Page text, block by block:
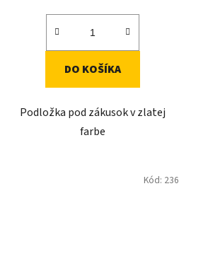
DO KOŠÍKA
Podložka pod zákusok v zlatej
farbe
Kód: 236